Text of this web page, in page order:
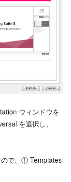
ウィンドウを
を選択し、
ので、① Templates